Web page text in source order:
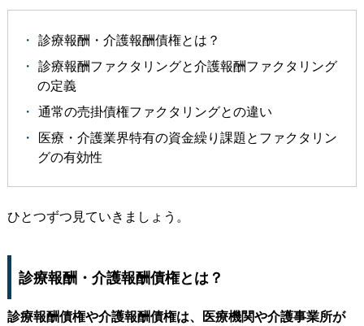
診療報酬・介護報酬債権とは？
診療報酬ファクタリングと介護報酬ファクタリング
の定義
通常の売掛債権ファクタリングとの違い
医療・介護業界特有の資金繰り課題とファクタリン
グの有効性
ひとつずつ見ていきましょう。
診療報酬・介護報酬債権とは？
診療報酬債権や介護報酬債権は、医療機関や介護事業所が